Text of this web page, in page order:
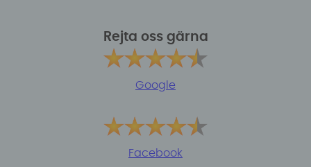
Rejta oss gärna
Google
Facebook